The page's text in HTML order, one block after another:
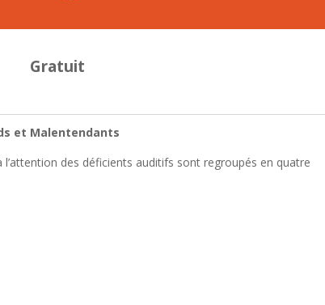
Gratuit
et Malentendants
des déficients auditifs sont regroupés en quatre